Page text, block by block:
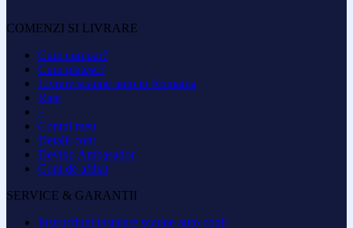
COMENZI SI LIVRARE
Cum cumpar?
Cum platesc?
Livrare scaune auto in Romania
Rate
–
Contul meu
Detalii cont
Devino Ambasador
Cont de afiliat
SERVICE & GARANTII
Instructiuni instalare scaune auto copii